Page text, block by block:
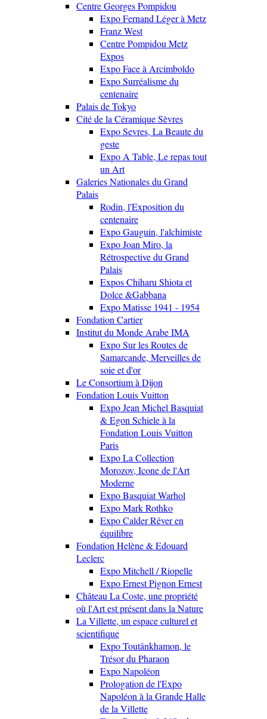
Centre Georges Pompidou
Expo Fernand Léger à Metz
Franz West
Centre Pompidou Metz
Expos
Expo Face à Arcimboldo
Expo Surréalisme du
centenaire
Palais de Tokyo
Cité de la Céramique Sèvres
Expo Sevres, La Beaute du
geste
Expo A Table, Le repas tout
un Art
Galeries Nationales du Grand
Palais
Rodin, l'Exposition du
centenaire
Expo Gauguin, l'alchimiste
Expo Joan Miro, la
Rétrospective du Grand
Palais
Expos Chiharu Shiota et
Dolce &Gabbana
Expo Matisse 1941 - 1954
Fondation Cartier
Institut du Monde Arabe IMA
Expo Sur les Routes de
Samarcande, Merveilles de
soie et d'or
Le Consortium à Dijon
Fondation Louis Vuitton
Expo Jean Michel Basquiat
& Egon Schiele à la
Fondation Louis Vuitton
Paris
Expo La Collection
Morozov, Icone de l'Art
Moderne
Expo Basquiat Warhol
Expo Mark Rothko
Expo Calder Rêver en
équilibre
Fondation Helène & Edouard
Leclerc
Expo Mitchell / Riopelle
Expo Ernest Pignon Ernest
Château La Coste, une propriété
où l'Art est présent dans la Nature
La Villette, un espace culturel et
scientifique
Expo Toutânkhamon, le
Trésor du Pharaon
Expo Napoléon
Prologation de l'Expo
Napoléon à la Grande Halle
de la Villette